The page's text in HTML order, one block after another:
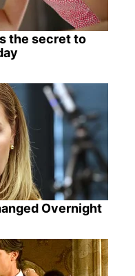
the secret to
Overnight